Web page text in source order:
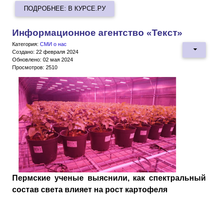
ПОДРОБНЕЕ: В КУРСЕ.РУ
Информационное агентство «Текст»
Категория: СМИ о нас
Создано: 22 февраля 2024
Обновлено: 02 мая 2024
Просмотров: 2510
Пермские ученые выяснили, как спектральный
состав света влияет на рост картофеля